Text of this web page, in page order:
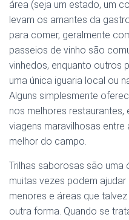
área (seja um estado, um
levam os amantes da
para comer, geralmente
passeios de vinho são
vinhedos, enquanto outros
uma única iguaria local ou
Alguns simplesmente
nos melhores
viagens maravilhosas
melhor do campo.
Trilhas saborosas são uma
muitas vezes podem
menores e áreas que
outra forma. Quando se